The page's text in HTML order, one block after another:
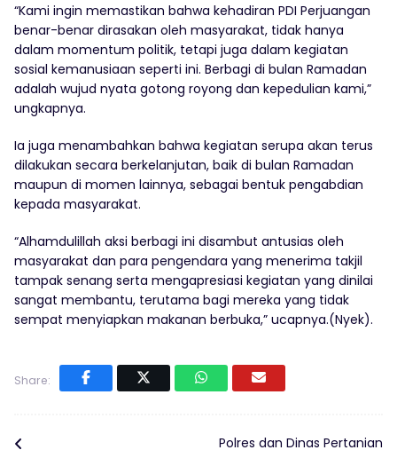
“Kami ingin memastikan bahwa kehadiran PDI Perjuangan
benar-benar dirasakan oleh masyarakat, tidak hanya
dalam momentum politik, tetapi juga dalam kegiatan
sosial kemanusiaan seperti ini. Berbagi di bulan Ramadan
adalah wujud nyata gotong royong dan kepedulian kami,”
ungkapnya.
Ia juga menambahkan bahwa kegiatan serupa akan terus
dilakukan secara berkelanjutan, baik di bulan Ramadan
maupun di momen lainnya, sebagai bentuk pengabdian
kepada masyarakat.
“Alhamdulillah aksi berbagi ini disambut antusias oleh
masyarakat dan para pengendara yang menerima takjil
tampak senang serta mengapresiasi kegiatan yang dinilai
sangat membantu, terutama bagi mereka yang tidak
sempat menyiapkan makanan berbuka,” ucapnya.(Nyek).
Share:
Polres dan Dinas Pertanian